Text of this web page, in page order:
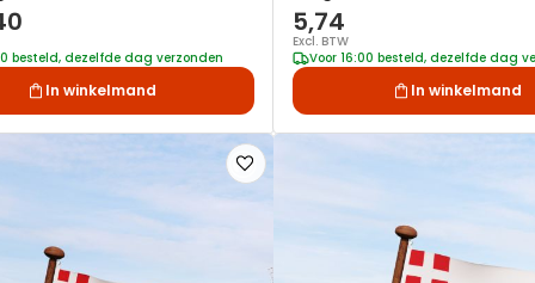
besteld, dezelfde dag verzonden
In winkelmand
5,74
Excl. BTW
Voor 16:00 besteld, dezelfde dag
In winkelmand
Voeg
toe
aan